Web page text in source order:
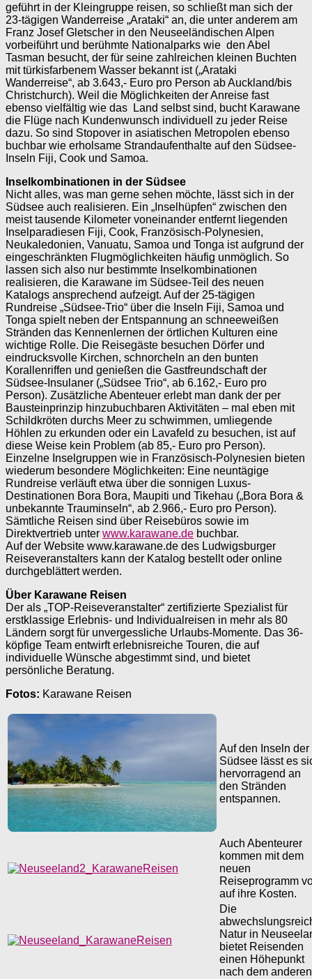
geführt in der Kleingruppe reisen, so schließt man sich der
23-tägigen Wanderreise „Arataki“ an, die unter anderem am
Franz Josef Gletscher in den Neuseeländischen Alpen
vorbeiführt und berühmte Nationalparks wie den Abel
Tasman besucht, der für seine zahlreichen kleinen Buchten
mit türkisfarbenem Wasser bekannt ist („Arataki
Wanderreise“, ab 3.643,- Euro pro Person ab Auckland/bis
Christchurch). Weil die Möglichkeiten der Anreise fast
ebenso vielfältig wie das Land selbst sind, bucht Karawane
die Flüge nach Kundenwunsch individuell zu jeder Reise
dazu. So sind Stopover in asiatischen Metropolen ebenso
buchbar wie erholsame Strandaufenthalte auf den Südsee-
Inseln Fiji, Cook und Samoa.
Inselkombinationen in der Südsee
Nicht alles, was man gerne sehen möchte, lässt sich in der
Südsee auch realisieren. Ein „Inselhüpfen“ zwischen den
meist tausende Kilometer voneinander entfernt liegenden
Inselparadiesen Fiji, Cook, Französisch-Polynesien,
Neukaledonien, Vanuatu, Samoa und Tonga ist aufgrund der
eingeschränkten Flugmöglichkeiten häufig unmöglich. So
lassen sich also nur bestimmte Inselkombinationen
realisieren, die Karawane im Südsee-Teil des neuen
Katalogs ansprechend aufzeigt. Auf der 25-tägigen
Rundreise „Südsee-Trio“ über die Inseln Fiji, Samoa und
Tonga spielt neben der Entspannung an schneeweißen
Stränden das Kennenlernen der örtlichen Kulturen eine
wichtige Rolle. Die Reisegäste besuchen Dörfer und
eindrucksvolle Kirchen, schnorcheln an den bunten
Korallenriffen und genießen die Gastfreundschaft der
Südsee-Insulaner („Südsee Trio“, ab 6.162,- Euro pro
Person). Zusätzliche Abenteuer erlebt man dank der per
Bausteinprinzip hinzubuchbaren Aktivitäten – mal eben mit
Schildkröten durchs Meer zu schwimmen, umliegende
Höhlen zu erkunden oder ein Lavafeld zu besuchen, ist auf
diese Weise kein Problem (ab 85,- Euro pro Person).
Einzelne Inselgruppen wie in Französisch-Polynesien bieten
wiederum besondere Möglichkeiten: Eine neuntägige
Rundreise verläuft etwa über die sonnigen Luxus-
Destinationen Bora Bora, Maupiti und Tikehau („Bora Bora &
unbekannte Trauminseln“, ab 2.966,- Euro pro Person).
Sämtliche Reisen sind über Reisebüros sowie im
Direktvertrieb unter www.karawane.de buchbar.
Auf der Website www.karawane.de des Ludwigsburger
Reiseveranstalters kann der Katalog bestellt oder online
durchgeblättert werden.
Über Karawane Reisen
Der als „TOP-Reiseveranstalter“ zertifizierte Spezialist für
erstklassige Erlebnis- und Individualreisen in mehr als 80
Ländern sorgt für unvergessliche Urlaubs-Momente. Das 36-
köpfige Team entwirft erlebnisreiche Touren, die auf
individuelle Wünsche abgestimmt sind, und bietet
persönliche Beratung.
Fotos: Karawane Reisen
Auf den Inseln der
Südsee lässt es
hervorragend an
den Stränden
entspannen.
Auch Abenteurer
kommen mit dem
neuen
Reiseprogramm
auf ihre Kosten.
Die
Natur in
bietet Reisenden
einen Höhepunkt
nach dem